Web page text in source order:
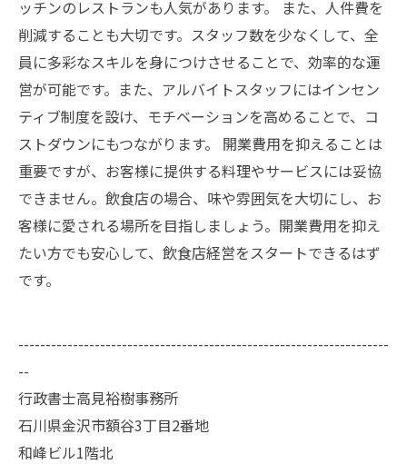
ッチンのレストランも人気があります。 また、人件費を
削減することも大切です。スタッフ数を少なくして、全
員に多彩なスキルを身につけさせることで、効率的な運
営が可能です。また、アルバイトスタッフにはインセン
ティブ制度を設け、モチベーションを高めることで、コ
ストダウンにもつながります。 開業費用を抑えることは
重要ですが、お客様に提供する料理やサービスには妥協
できません。飲食店の場合、味や雰囲気を大切にし、お
客様に愛される場所を目指しましょう。開業費用を抑え
たい方でも安心して、飲食店経営をスタートできるはず
です。
--------------------------------------------------------------------
--
行政書士高見裕樹事務所
石川県金沢市額谷3丁目2番地
和峰ビル1階北